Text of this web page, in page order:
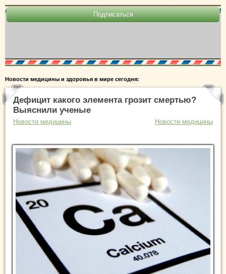
Новости медицины и здоровья в мире сегодня:
Дефицит какого элемента грозит смертью?
Выяснили ученые
Новости медицины Новости медицины